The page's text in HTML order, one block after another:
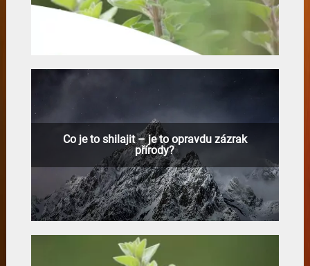
Co je to shilajit – je to opravdu zázrak
přírody?